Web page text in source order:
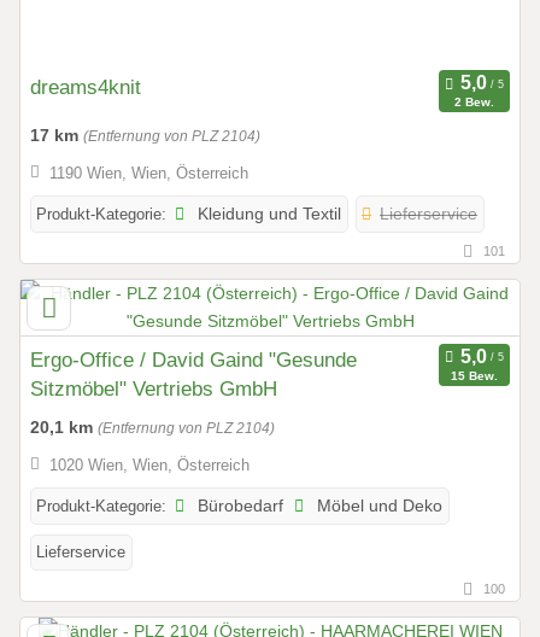
dreams4knit
2 Bew.
17 km (Entfernung von PLZ 2104)
1190 Wien, Wien, Österreich
Produkt-Kategorie: Kleidung und Textil Lieferservice
101
Ergo-Office / David Gaind "Gesunde
Sitzmöbel" Vertriebs GmbH
15 Bew.
20,1 km (Entfernung von PLZ 2104)
1020 Wien, Wien, Österreich
Produkt-Kategorie: Bürobedarf Möbel und Deko
Lieferservice
100